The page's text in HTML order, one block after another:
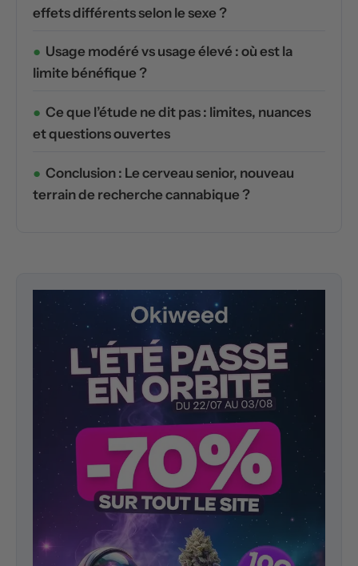
effets différents selon le sexe ?
Usage modéré vs usage élevé : où est la
limite bénéfique ?
Ce que l’étude ne dit pas : limites, nuances
et questions ouvertes
Conclusion : Le cerveau senior, nouveau
terrain de recherche cannabique ?